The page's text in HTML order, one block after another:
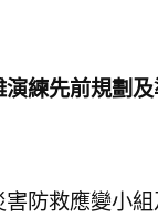
練先前規劃
防救應變小